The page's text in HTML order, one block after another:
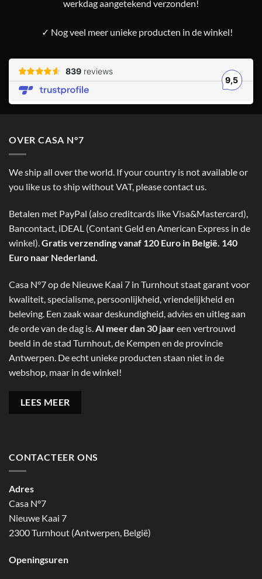
werkdag aangetekend verzonden!
✓ Nog veel meer unieke producten in de winkel!
OVER CASA N°7
We ship all over the world. If your country is not available or
you like us to ship without VAT, please contact us.
Betalen met PayPal (also creditcards like Visa&Mastercard),
Bancontact, iDEAL (Contant Geld en American Express in de
winkel). Gratis verzending vanaf 120 Euro in België. 140
Euro naar Nederland.
Casa N°7 op de Nieuwe Kaai 7 in Turnhout staat garant voor
kwaliteit, specialisme, persoonlijkheid, vriendelijkheid en
beleving. Een zaak waar deskundigheid, advies en uitleg aan
de orde van de dag is. Al meer dan 30 jaareen vertrouwd
beeld in de stad Turnhout, de Kempen en de provincie
Antwerpen. De echt unieke producten staan niet in de
webshop, maar in de winkel!
LEES MEER
CONTACTEER ONS
Adres
Casa N°7
Nieuwe Kaai 7
2300 Turnhout (Antwerpen, België)
Openingsuren